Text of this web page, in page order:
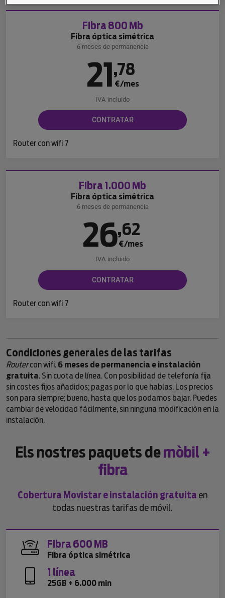
Fibra 800 Mb
Fibra óptica simétrica
6 meses de permanencia
21,78
€/mes
IVA incluido
CONTRATAR
Router con wifi 7
Fibra 1.000 Mb
Fibra óptica simétrica
6 meses de permanencia
26,62
€/mes
IVA incluido
CONTRATAR
Router con wifi 7
Condiciones generales de las tarifas
Routercon wifi. 6 meses de permanencia e instalación
gratuita. Sin cuota de línea. Con posibilidad de telefonía fija
sin costes fijos añadidos; pagas por lo que hablas. Los precios
son para siempre; bueno, hasta que los podamos bajar. Puedes
cambiar de velocidad fácilmente, sin ninguna modificación en la
instalación.
Els nostres paquets demòbil +
fibra
Cobertura Movistar e instalación gratuita en
todas nuestras tarifas de móvil.
Fibra 600 MB
Fibra óptica simétrica
1 línea
25GB + 6.000 min